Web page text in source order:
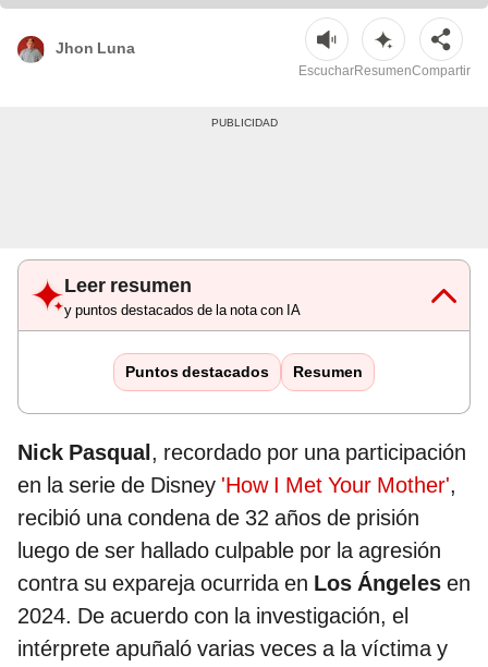
Jhon Luna
EscucharResumenCompartir
Leer resumen
y puntos destacados de la nota con IA
Puntos destacados Resumen
Nick Pasqual, recordado por una participación
en la serie de Disney 'How I Met Your Mother',
recibió una condena de 32 años de prisión
luego de ser hallado culpable por la agresión
contra su expareja ocurrida en Los Ángeles en
2024. De acuerdo con la investigación, el
intérprete apuñaló varias veces a la víctima y